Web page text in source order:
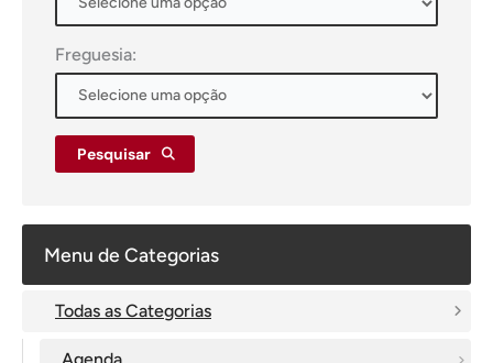
Freguesia:
Pesquisar
Menu de Categorias
Todas as Categorias